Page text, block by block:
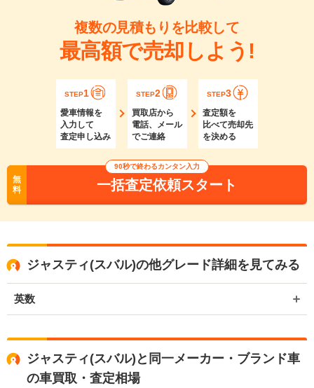
複数の見積もりを比較して
最高額で売却しよう!
STEP1
愛車情報を
入力して
査定申し込み
STEP2
買取店から
電話、メール
でご連絡
STEP3
査定額を
比べて売却先
を決める
無
料
90秒で終わるカンタン入力
一括査定依頼スタート
ジャスティ(スバル)の他グレード詳細を見てみる
英数
ジャスティ(スバル)と同一メーカー・ブランド車
の車買取・査定相場